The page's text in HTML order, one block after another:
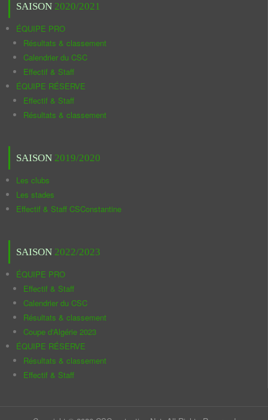
SAISON 2020/2021
ÉQUIPE PRO
Résultats & classement
Calendrier du CSC
Effectif & Staff
ÉQUIPE RÉSERVE
Effectif & Staff
Résultats & classement
SAISON 2019/2020
Les clubs
Les stades
Effectif & Staff CSConstantine
SAISON 2022/2023
ÉQUIPE PRO
Effectif & Staff
Calendrier du CSC
Résultats & classement
Coupe d'Algérie 2023
ÉQUIPE RÉSERVE
Résultats & classement
Effectif & Staff